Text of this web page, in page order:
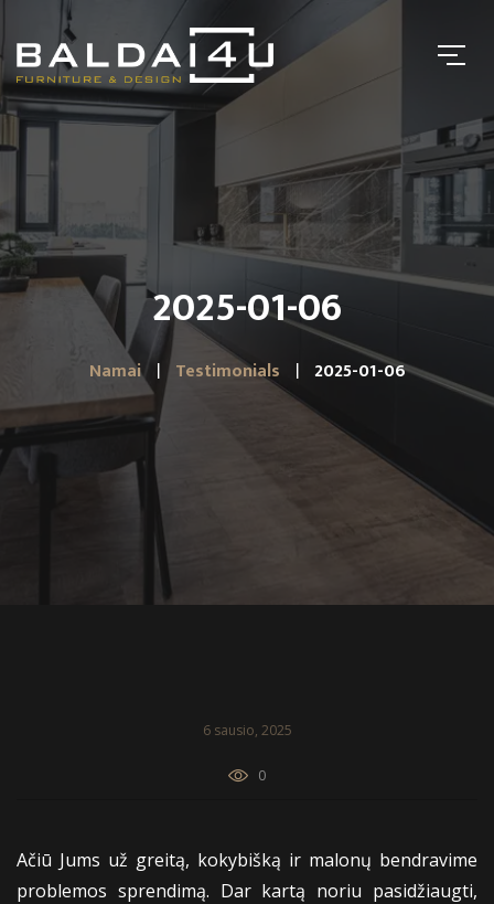
2025-01-06
Namai Testimonials 2025-01-06
6 sausio, 2025
0
Ačiū Jums už greitą, kokybišką ir malonų bendravime
problemos sprendimą. Dar kartą noriu pasidžiaugti,